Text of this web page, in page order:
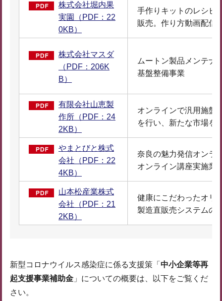
株式会社堀内果
実園（PDF：22
0KB）
手作りキットのレシピ
販売。作り方動画配信
株式会社マスダ
（PDF：206K
B）
ムートン製品メンテナ
基盤整備事業
有限会社山恵製
作所（PDF：24
2KB）
オンラインで汎用施盤
を行い、新たな市場を
やまとびと株式
会社（PDF：22
4KB）
奈良の魅力発信オンラ
オンライン講座実施業
山本松産業株式
会社（PDF：21
2KB）
健康にこだわったオリ
製造直販売システムの
新型コロナウイルス感染症に係る支援策「 中小企業等再
起支援事業補助金 」についての概要は、以下をご覧くだ
さい。